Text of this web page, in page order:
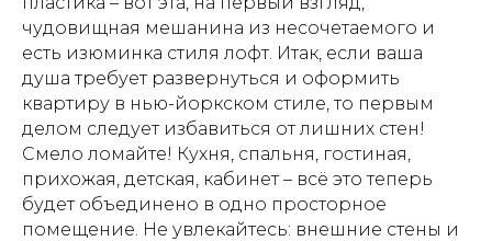
чудовищная мешанина из несочетаемого и
есть изюминка стиля лофт. Итак, если ваша
душа требует развернуться и оформить
квартиру в нью-йоркском стиле, то первым
делом следует избавиться от лишних стен!
Смело ломайте! Кухня, спальня, гостиная,
прихожая, детская, кабинет – всё это теперь
будет объединено в одно просторное
помещение. Не увлекайтесь: внешние стены и